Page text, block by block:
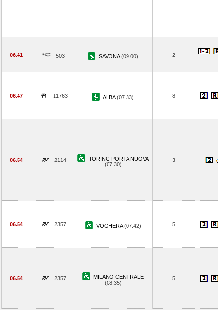
06.41 503 SAVONA(09.00) 2
06.47 11763 ALBA(07.33) 8
06.54 2114
TORINO PORTA NUOVA
(07.30)
3
06.54 2357 VOGHERA(07.42) 5
06.54 2357
MILANO CENTRALE
(08.35)
5